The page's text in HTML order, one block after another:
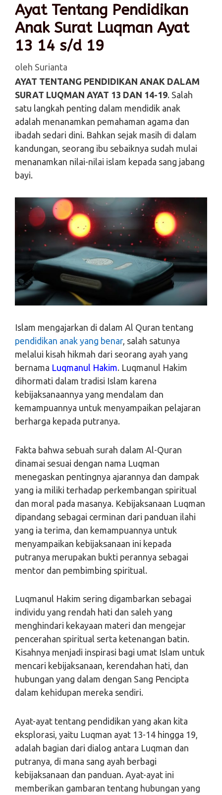
Ayat Tentang Pendidikan
Anak Surat Luqman Ayat
13 14 s/d 19
oleh Surianta
AYAT TENTANG PENDIDIKAN ANAK DALAM
SURAT LUQMAN AYAT 13 DAN 14-19. Salah
satu langkah penting dalam mendidik anak
adalah menanamkan pemahaman agama dan
ibadah sedari dini. Bahkan sejak masih di dalam
kandungan, seorang ibu sebaiknya sudah mulai
menanamkan nilai-nilai islam kepada sang jabang
bayi.
Islam mengajarkan di dalam Al Quran tentang
pendidikan anak yang benar, salah satunya
melalui kisah hikmah dari seorang ayah yang
bernama Luqmanul Hakim. Luqmanul Hakim
dihormati dalam tradisi Islam karena
kebijaksanaannya yang mendalam dan
kemampuannya untuk menyampaikan pelajaran
berharga kepada putranya.
Fakta bahwa sebuah surah dalam Al-Quran
dinamai sesuai dengan nama Luqman
menegaskan pentingnya ajarannya dan dampak
yang ia miliki terhadap perkembangan spiritual
dan moral pada masanya. Kebijaksanaan Luqman
dipandang sebagai cerminan dari panduan ilahi
yang ia terima, dan kemampuannya untuk
menyampaikan kebijaksanaan ini kepada
putranya merupakan bukti perannya sebagai
mentor dan pembimbing spiritual.
Luqmanul Hakim sering digambarkan sebagai
individu yang rendah hati dan saleh yang
menghindari kekayaan materi dan mengejar
pencerahan spiritual serta ketenangan batin.
Kisahnya menjadi inspirasi bagi umat Islam untuk
mencari kebijaksanaan, kerendahan hati, dan
hubungan yang dalam dengan Sang Pencipta
dalam kehidupan mereka sendiri.
Ayat-ayat tentang pendidikan yang akan kita
eksplorasi, yaitu Luqman ayat 13-14 hingga 19,
adalah bagian dari dialog antara Luqman dan
putranya, di mana sang ayah berbagi
kebijaksanaan dan panduan. Ayat-ayat ini
memberikan gambaran tentang hubungan yang